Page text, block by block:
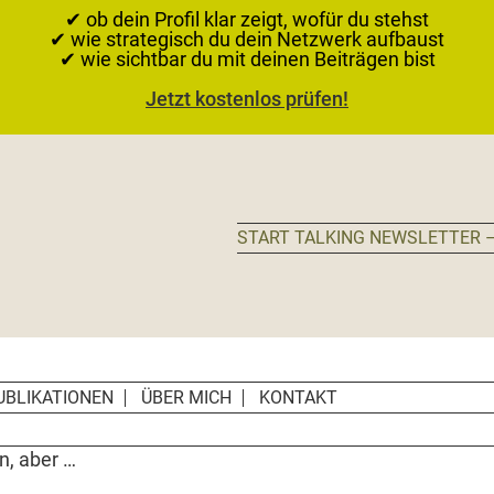
✔ ob dein Profil klar zeigt, wofür du stehst
✔ wie strategisch du dein Netzwerk aufbaust
✔ wie sichtbar du mit deinen Beiträgen bist
Jetzt kostenlos prüfen!
START TALKING NEWSLETTER
ÜBER MICH
KONTAKT